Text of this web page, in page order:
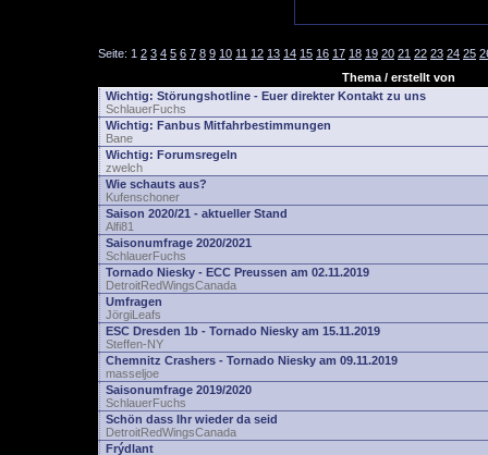
Seite: 1 2 3 4 5 6 7 8 9 10 11 12 13 14 15 16 17 18 19 20 21 22 23 24 25
Thema / erstellt von
Wichtig: Störungshotline - Euer direkter Kontakt zu uns
SchlauerFuchs
Wichtig: Fanbus Mitfahrbestimmungen
Bane
Wichtig: Forumsregeln
zwelch
Wie schauts aus?
Kufenschoner
Saison 2020/21 - aktueller Stand
Alfi81
Saisonumfrage 2020/2021
SchlauerFuchs
Tornado Niesky - ECC Preussen am 02.11.2019
DetroitRedWingsCanada
Umfragen
JörgiLeafs
ESC Dresden 1b - Tornado Niesky am 15.11.2019
Steffen-NY
Chemnitz Crashers - Tornado Niesky am 09.11.2019
masseljoe
Saisonumfrage 2019/2020
SchlauerFuchs
Schön dass Ihr wieder da seid
DetroitRedWingsCanada
Frýdlant